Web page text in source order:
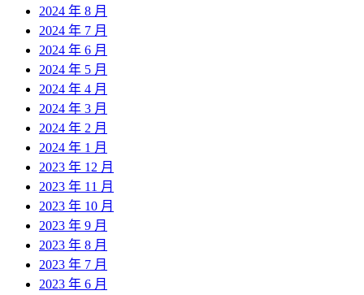
2024 年 8 月
2024 年 7 月
2024 年 6 月
2024 年 5 月
2024 年 4 月
2024 年 3 月
2024 年 2 月
2024 年 1 月
2023 年 12 月
2023 年 11 月
2023 年 10 月
2023 年 9 月
2023 年 8 月
2023 年 7 月
2023 年 6 月